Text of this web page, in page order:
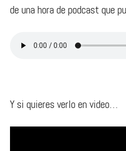
de una hora de podcast que
Y si quieres verlo en video…